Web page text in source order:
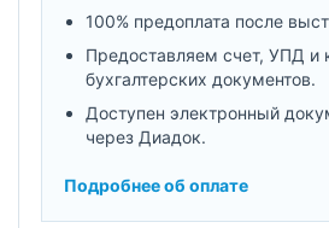
100% предоплата после
Предоставляем счет, УПД и
бухгалтерских документов.
Доступен электронный
через Диадок.
Подробнее об оплате